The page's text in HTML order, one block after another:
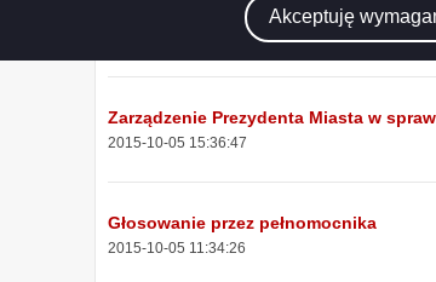
Akceptuję
Zaświadczenie o prawie do głosowania
Zarządzenie Prezydenta Miasta w
2015-10-05 15:36:47
Głosowanie przez pełnomocnika
2015-10-05 11:34:26